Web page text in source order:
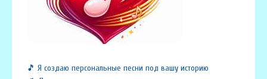
🎵 Я создаю персональные песни под вашу историю